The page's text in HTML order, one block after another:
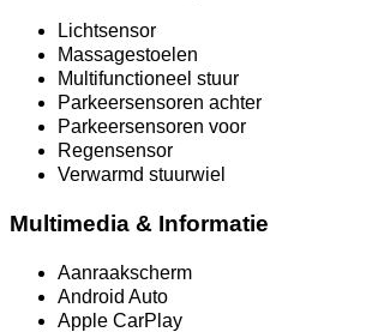
Lichtsensor
Massagestoelen
Multifunctioneel stuur
Parkeersensoren achter
Parkeersensoren voor
Regensensor
Verwarmd stuurwiel
Multimedia & Informatie
Aanraakscherm
Android Auto
Apple CarPlay